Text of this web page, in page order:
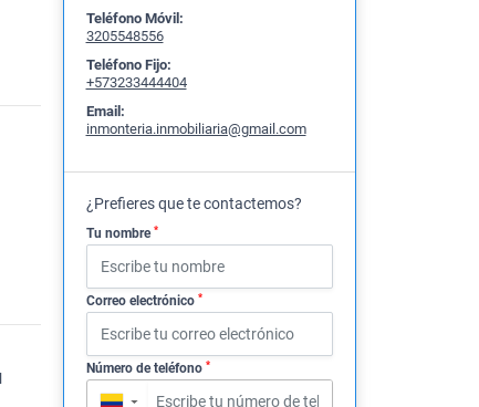
Teléfono Móvil:
3205548556
Teléfono Fijo:
+573233444404
Email:
inmonteria.inmobiliaria@gmail.com
¿Prefieres que te contactemos?
Tu nombre *
Correo electrónico *
Número de teléfono *
▼